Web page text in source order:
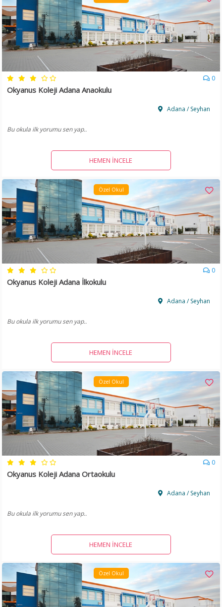
0
Okyanus Koleji Adana Anaokulu
Adana / Seyhan
Bu okula ilk yorumu sen yap..
HEMEN İNCELE
Özel Okul
0
Okyanus Koleji Adana İlkokulu
Adana / Seyhan
Bu okula ilk yorumu sen yap..
HEMEN İNCELE
Özel Okul
0
Okyanus Koleji Adana Ortaokulu
Adana / Seyhan
Bu okula ilk yorumu sen yap..
HEMEN İNCELE
Özel Okul